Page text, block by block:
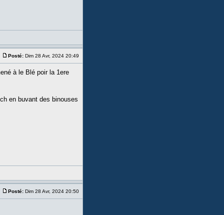
Posté: Dim 28 Avr, 2024 20:49
à le Blé poir la 1ere
en buvant des binouses
Posté: Dim 28 Avr, 2024 20:50